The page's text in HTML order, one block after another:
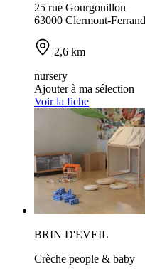
25 rue Gourgouillon
63000 Clermont-Ferrand
2,6 km
nursery
Ajouter à ma sélection
Voir la fiche
BRIN D'EVEIL
Crèche people & baby